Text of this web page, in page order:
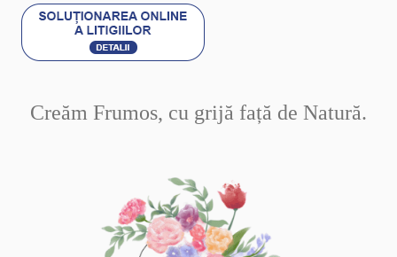
Creăm Frumos, cu grijă față de Natură.